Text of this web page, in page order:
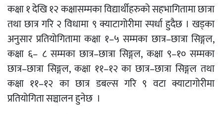
कक्षा १ देखि १२ कक्षासम्मका विद्यार्थीहरुको सहभागितामा छात्रा
तथा छात्र गरि २ विधामा ९ क्याटागोरीमा स्पर्धा हुदैछ । खड्का
अनुसार प्रतियोगितामा कक्षा १–५ सम्मका छात्र–छात्रा सिङ्गल,
कक्षा ६– ८ सम्मका छात्र–छात्रा सिङ्गल, कक्षा ९–१० सम्मका
छात्र–छात्रा सिङ्गल, कक्षा ११–१२ का छात्र–छात्रा सिङ्गल तथा
कक्षा ११–१२ का छात्र डबल्स गरि ९ वटा क्याटागोरीमा
प्रतियोगिता सञ्चालन हुनेछ ।